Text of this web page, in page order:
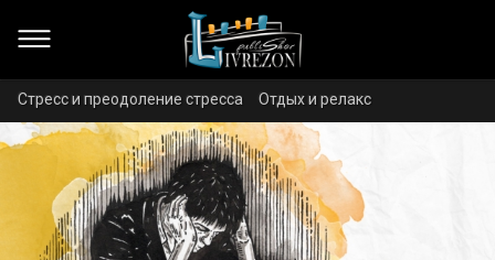
Стресс и преодоление стресса Отдых и релакс